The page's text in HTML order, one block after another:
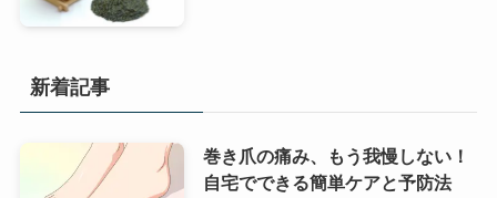
新着記事
巻き爪の痛み、もう我慢しない！
自宅でできる簡単ケアと予防法